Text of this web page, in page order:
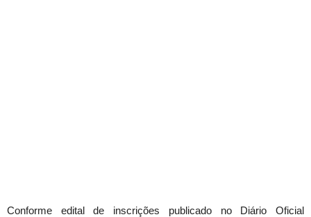
Conforme edital de inscrições publicado no Diário Oficial